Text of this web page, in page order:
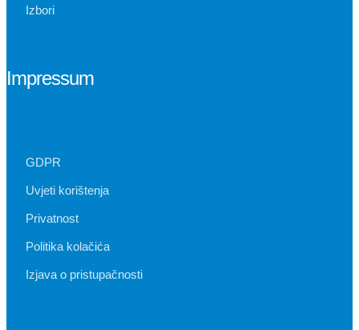
Izbori
Impressum
GDPR
Uvjeti korištenja
Privatnost
Politika kolačića
Izjava o pristupačnosti